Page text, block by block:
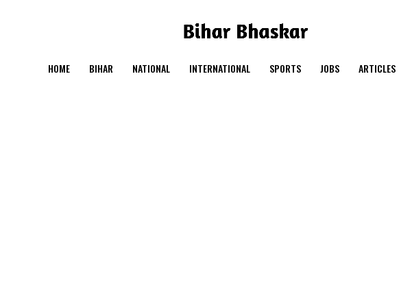
HOME BIHAR NATIONAL INTERNATIONAL SPORTS JOBS ARTICLES